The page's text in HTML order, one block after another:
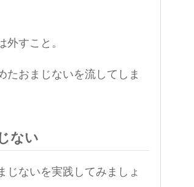
すこと。
たおまじないを流してしま
ない
じないを実践してみましょ